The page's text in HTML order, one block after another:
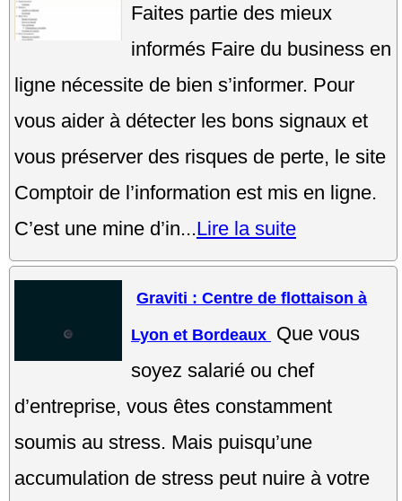
Faites partie des mieux
informés Faire du business en
ligne nécessite de bien s’informer. Pour
vous aider à détecter les bons signaux et
vous préserver des risques de perte, le site
Comptoir de l’information est mis en ligne.
C’est une mine d’in...Lire la suite
Graviti : Centre de flottaison à
Lyon et Bordeaux Que vous
soyez salarié ou chef
d’entreprise, vous êtes constamment
soumis au stress. Mais puisqu’une
accumulation de stress peut nuire à votre